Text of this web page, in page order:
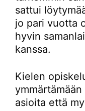
sattui
jo pari vuotta
hyvin
kanssa.
Kielen
asioita että